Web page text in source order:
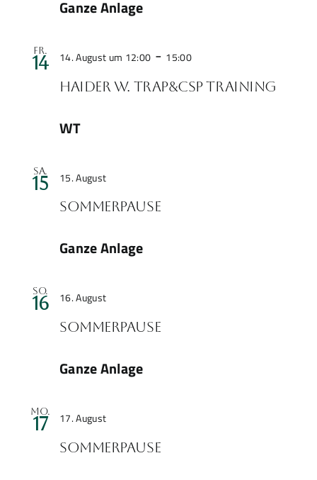
Ganze Anlage
Fr.
14 14. August um 12:00 - 15:00
Haider W. Trap&CSP Training
WT
Sa.
15 15. August
Sommerpause
Ganze Anlage
So.
16 16. August
Sommerpause
Ganze Anlage
Mo.
17 17. August
Sommerpause